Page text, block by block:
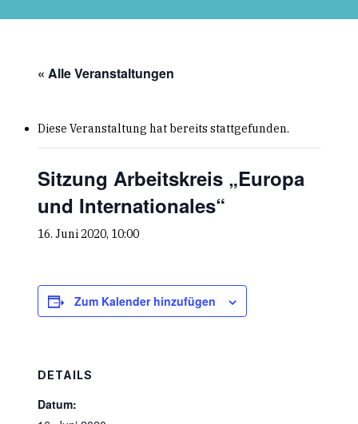
« Alle Veranstaltungen
Diese Veranstaltung hat bereits stattgefunden.
Sitzung Arbeitskreis „Europa
und Internationales“
16. Juni 2020, 10:00
Zum Kalender hinzufügen
DETAILS
Datum: